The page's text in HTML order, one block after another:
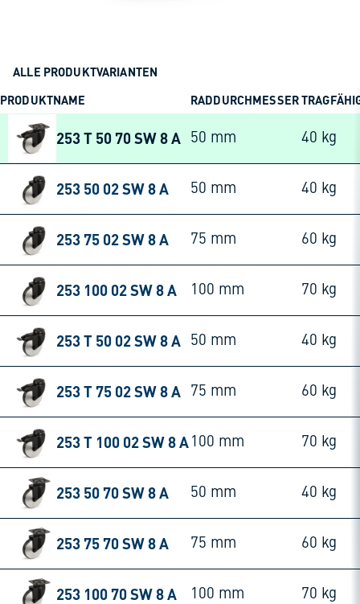
ALLE PRODUKTVARIANTEN
PRODUKTNAME
RADDURCHMESSER
253 T 50 70 SW 8 A 50 mm 40 kg
253 50 02 SW 8 A 50 mm 40 kg
253 75 02 SW 8 A 75 mm 60 kg
253 100 02 SW 8 A 100 mm 70 kg
253 T 50 02 SW 8 A 50 mm 40 kg
253 T 75 02 SW 8 A 75 mm 60 kg
253 T 100 02 SW 8 A 100 mm 70 kg
253 50 70 SW 8 A 50 mm 40 kg
253 75 70 SW 8 A 75 mm 60 kg
253 100 70 SW 8 A 100 mm 70 kg